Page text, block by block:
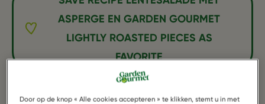
ASPERGE EN GARDEN GOURMET
LIGHTLY ROASTED PIECES AS
FAVORITE
Door op de knop « Alle cookies accepteren » te klikken, stemt u in met